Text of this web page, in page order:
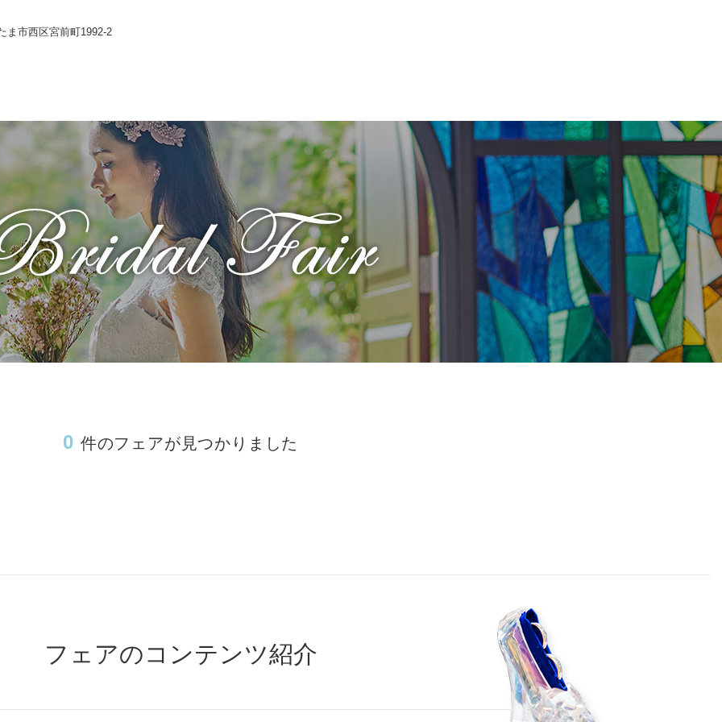
市西区宮前町1992-2
Wedding
コンセプト
施設のご紹介
Chapel
Banquet
Food
Plan
フロアガイド
ギャラリー
アクセス
紹介キャンペーン
0 件のフェアが見つかりました
フェアのコンテンツ紹介